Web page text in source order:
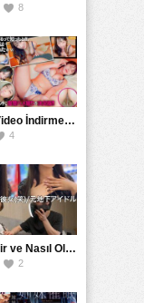
8
Yetişkin Video İndirme Siteleri Grubu: Şefkatli Patron ve Sekreterin Aşk Hikayesi: Prestijli Bir Son
4
Sima Nedir ve Nasıl Oluşur
2